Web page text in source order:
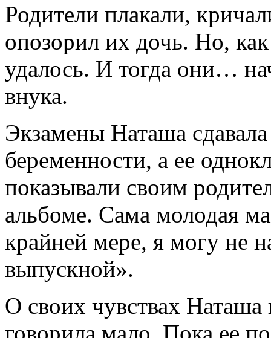
Родители плакали,
опозорил их дочь. Но,
удалось. И тогда они…
внука.
Экзамены Наташа
беременности, а ее
показывали своим
альбоме. Сама молодая
крайней мере, я могу не
выпускной».
О своих чувствах Наташа
говорила мало. Пока ее